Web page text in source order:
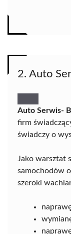
2. Auto
Auto Serwis-
firm
świadczy o
Jako warsztat
samochodów
szeroki